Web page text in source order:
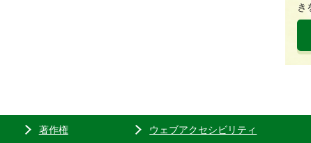
き
著作権 ウェブアクセシビリティ